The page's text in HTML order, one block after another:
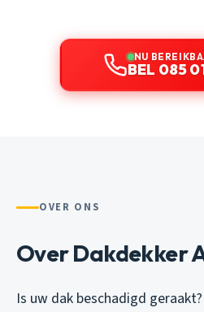
NU
BEL 085
OVER ONS
Over Dakdekker
Is uw dak beschadigd